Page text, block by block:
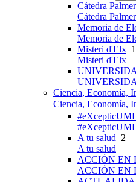
Cátedra
Cátedra
Memoria de
Memoria de
Misteri d'Elx
Misteri d'Elx
Ciencia, Economía,
Ciencia, Economía,
A tu salud 2
A tu salud
ACCIÓN EN
ACCIÓN EN